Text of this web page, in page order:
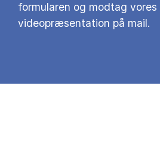
formularen og modtag vores
videopræsentation på mail.